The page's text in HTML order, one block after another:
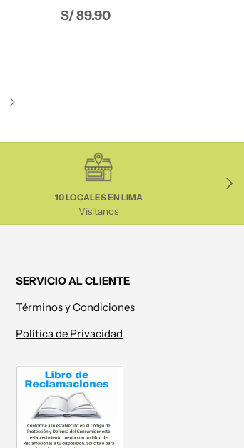
Precio normal
S/ 89.90
10 LOCALES EN LIMA
Visítanos
SERVICIO AL CLIENTE
Términos y Condiciones
Política de Privacidad